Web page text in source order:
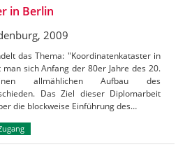
in Berlin
2009
das Thema: "Koordinatenkataster in
sich Anfang der 80er Jahre des 20.
allmählichen Aufbau des
Das Ziel dieser Diplomarbeit
die blockweise Einführung des…